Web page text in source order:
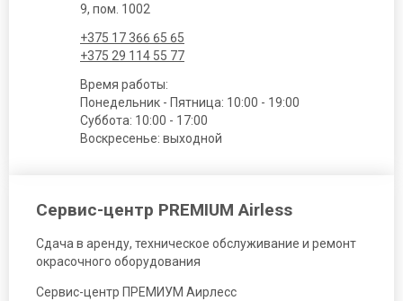
9, пом. 1002
+375 17 366 65 65
+375 29 114 55 77
Время работы:
Понедельник - Пятница: 10:00 - 19:00
Суббота: 10:00 - 17:00
Воскресенье: выходной
Сервис-центр PREMIUM Airless
Сдача в аренду, техническое обслуживание и ремонт
окрасочного оборудования
Сервис-центр ПРЕМИУМ Аирлесс